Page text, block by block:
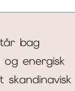
bag
energisk